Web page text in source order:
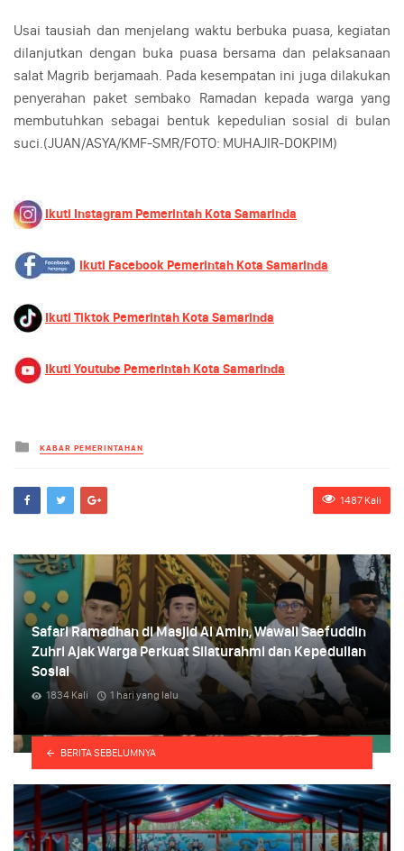
Usai tausiah dan menjelang waktu berbuka puasa, kegiatan
dilanjutkan dengan buka puasa bersama dan pelaksanaan
salat Magrib berjamaah. Pada kesempatan ini juga dilakukan
penyerahan paket sembako Ramadan kepada warga yang
membutuhkan sebagai bentuk kepedulian sosial di bulan
suci.(JUAN/ASYA/KMF-SMR/FOTO: MUHAJIR-DOKPIM)
Ikuti Instagram Pemerintah Kota Samarinda
Ikuti Facebook Pemerintah Kota Samarinda
Ikuti Tiktok Pemerintah Kota Samarinda
Ikuti Youtube Pemerintah Kota Samarinda
Kategori
KABAR PEMERINTAHAN
1487 Kali
Safari Ramadhan di Masjid Al Amin, Wawali Saefuddin
Zuhri Ajak Warga Perkuat Silaturahmi dan Kepedulian
Sosial
1834 Kali 1 hari yang lalu
i
BERITA SEBELUMNYA